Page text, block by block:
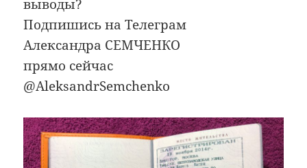
выводы?
Подпишись на Телеграм
Александра СЕМЧЕНКО
прямо сейчас
@AleksandrSemchenko